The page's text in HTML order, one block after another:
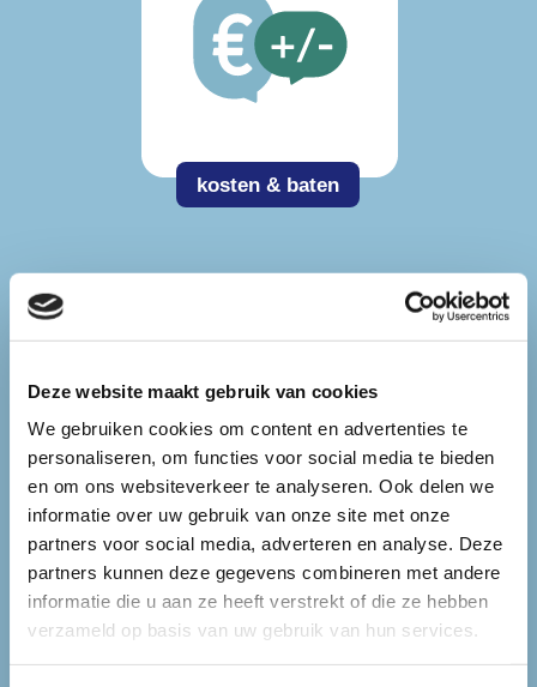
Deze website maakt gebruik van cookies
We gebruiken cookies om content en advertenties te
personaliseren, om functies voor social media te bieden
en om ons websiteverkeer te analyseren. Ook delen we
informatie over uw gebruik van onze site met onze
partners voor social media, adverteren en analyse. Deze
partners kunnen deze gegevens combineren met andere
informatie die u aan ze heeft verstrekt of die ze hebben
verzameld op basis van uw gebruik van hun services.
kosten & baten
infoportaal